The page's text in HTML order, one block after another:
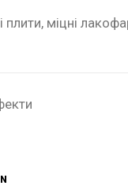
плити, міцні